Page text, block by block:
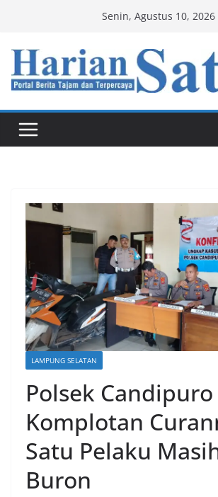
content
Senin, Agustus 10, 2026
LAMPUNG SELATAN
Polsek
Komplotan
Satu Pelaku
Buron